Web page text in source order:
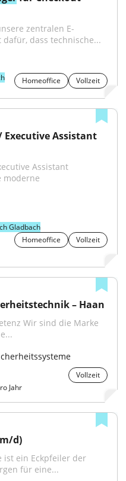
zentralen E-
dafür, dass technische...
Homeoffice Vollzeit
Assistant
Assistant
moderne
Gladbach
Homeoffice
Vollzeit
– Haan
Wir sind die Marke
Vollzeit
Jahr
d)
ist ein Eckpfeiler der
für eine...